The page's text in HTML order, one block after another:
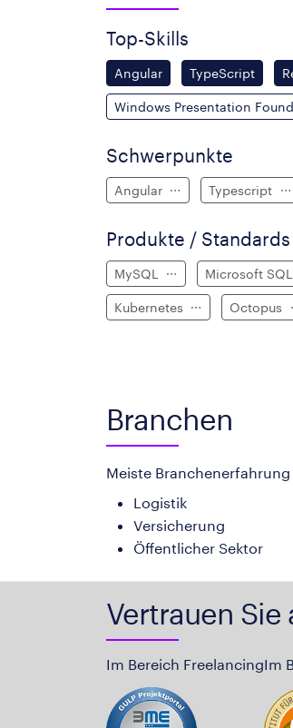
Top-Skills
Angular TypeScript
Windows Presentation
Schwerpunkte
Angular Typescript
Produkte /
MySQL Microsoft SQL
Kubernetes Octopus
Branchen
Meiste Branchenerfahrung
Logistik
Versicherung
Öffentlicher Sektor
Vertrauen Sie
Im Bereich FreelancingIm